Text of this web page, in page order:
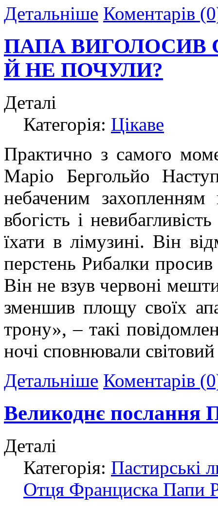
Детальніше Коментарів
ПАПА ВИГОЛОСИВ
Й НЕ ПОЧУЛИ?
Деталі
Категорія: Цікаве
Практично з самого
Маріо Бергольйо
небаченим захопленням
вбогість і
їхати в лімузині. Він
перстень Рибалки просив
Він не взув червоні
зменшив площу своїх
трону», – такі
ночі сповнювали
Детальніше Коментарів
Великоднє послання
Деталі
Категорія: Пастирські
Отця Франциска Папи